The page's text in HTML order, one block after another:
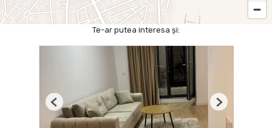
Te-ar putea interesa și:
Previous Next